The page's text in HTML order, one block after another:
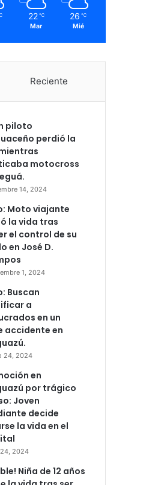
22 ℃
Mar
26 ℃
Mié
Reciente
piloto
perdió la
motocross
14, 2024
Moto viajante
la vida tras
el control de su
en José D.
1, 2024
Buscan
a
en un
accidente en
24, 2024
en
por trágico
Joven
decide
la vida en el
2024
Niña de 12 años